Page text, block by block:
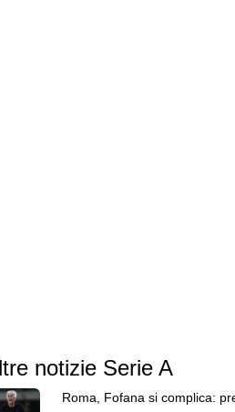
notizie Serie A
Roma, Fofana si complica: